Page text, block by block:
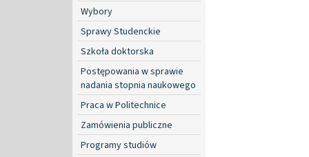
Wybory
Sprawy Studenckie
Szkoła doktorska
Postępowania w sprawie
nadania stopnia naukowego
Praca w Politechnice
Zamówienia publiczne
Programy studiów